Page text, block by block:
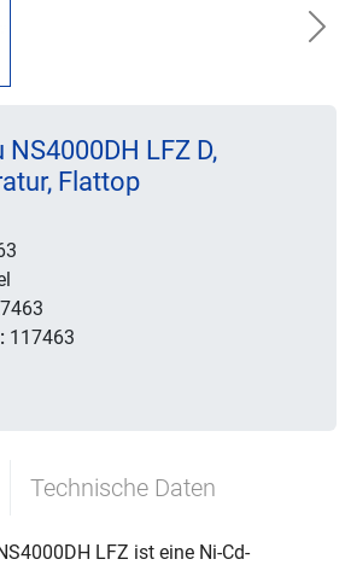
LFZ D,
Flattop
117463
Technische Daten
LFZ ist eine Ni-Cd-